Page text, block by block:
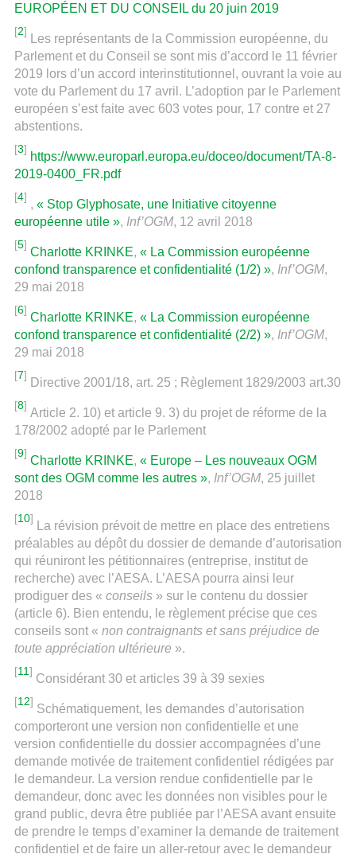
EUROPÉEN ET DU CONSEIL du 20 juin 2019
[2]
Les représentants de la Commission européenne, du
Parlement et du Conseil se sont mis d’accord le 11 février
2019 lors d’un accord interinstitutionnel, ouvrant la voie au
vote du Parlement du 17 avril. L’adoption par le Parlement
européen s’est faite avec 603 votes pour, 17 contre et 27
abstentions.
[3]
https://www.europarl.europa.eu/doceo/document/TA-8-
2019-0400_FR.pdf
[4]
, « Stop Glyphosate, une Initiative citoyenne
européenne utile », Inf’OGM, 12 avril 2018
[5]
Charlotte KRINKE, « La Commission européenne
confond transparence et confidentialité (1/2) », Inf’OGM,
29 mai 2018
[6]
Charlotte KRINKE, « La Commission européenne
confond transparence et confidentialité (2/2) », Inf’OGM,
29 mai 2018
[7]
Directive 2001/18, art. 25 ; Règlement 1829/2003 art.30
[8]
Article 2. 10) et article 9. 3) du projet de réforme de la
178/2002 adopté par le Parlement
[9]
Charlotte KRINKE, « Europe – Les nouveaux OGM
sont des OGM comme les autres », Inf’OGM, 25 juillet
2018
[10]
La révision prévoit de mettre en place des entretiens
préalables au dépôt du dossier de demande d’autorisation
qui réuniront les pétitionnaires (entreprise, institut de
recherche) avec l’AESA. L’AESA pourra ainsi leur
prodiguer des « conseils» sur le contenu du dossier
(article 6). Bien entendu, le règlement précise que ces
conseils sont « non contraignants et sans préjudice de
toute appréciation ultérieure».
[11]
Considérant 30 et articles 39 à 39 sexies
[12]
Schématiquement, les demandes d’autorisation
comporteront une version non confidentielle et une
version confidentielle du dossier accompagnées d’une
demande motivée de traitement confidentiel rédigées par
le demandeur. La version rendue confidentielle par le
demandeur, donc avec les données non visibles pour le
grand public, devra être publiée par l’AESA avant ensuite
de prendre le temps d’examiner la demande de traitement
confidentiel et de faire un aller-retour avec le demandeur